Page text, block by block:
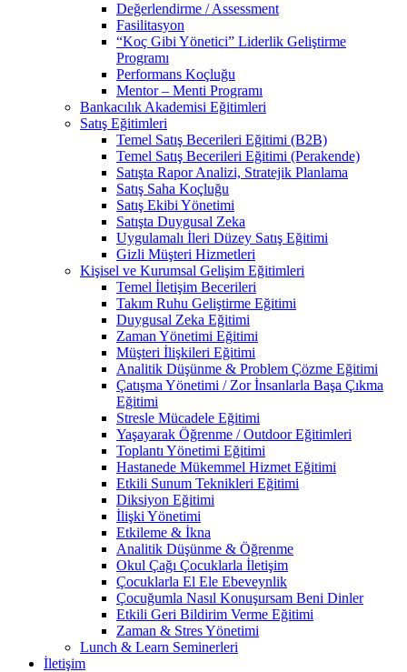
Değerlendirme / Assessment
Fasilitasyon
“Koç Gibi Yönetici” Liderlik Geliştirme
Programı
Performans Koçluğu
Mentor – Menti Programı
Bankacılık Akademisi Eğitimleri
Satış Eğitimleri
Temel Satış Becerileri Eğitimi (B2B)
Temel Satış Becerileri Eğitimi (Perakende)
Satışta Rapor Analizi, Stratejik Planlama
Satış Saha Koçluğu
Satış Ekibi Yönetimi
Satışta Duygusal Zeka
Uygulamalı İleri Düzey Satış Eğitimi
Gizli Müşteri Hizmetleri
Kişisel ve Kurumsal Gelişim Eğitimleri
Temel İletişim Becerileri
Takım Ruhu Geliştirme Eğitimi
Duygusal Zeka Eğitimi
Zaman Yönetimi Eğitimi
Müşteri İlişkileri Eğitimi
Analitik Düşünme & Problem Çözme Eğitimi
Çatışma Yönetimi / Zor İnsanlarla Başa Çıkma
Eğitimi
Stresle Mücadele Eğitimi
Yaşayarak Öğrenme / Outdoor Eğitimleri
Toplantı Yönetimi Eğitimi
Hastanede Mükemmel Hizmet Eğitimi
Etkili Sunum Teknikleri Eğitimi
Diksiyon Eğitimi
İlişki Yönetimi
Etkileme & İkna
Analitik Düşünme & Öğrenme
Okul Çağı Çocuklarla İletişim
Çocuklarla El Ele Ebeveynlik
Çocuğumla Nasıl Konuşursam Beni Dinler
Etkili Geri Bildirim Verme Eğitimi
Zaman & Stres Yönetimi
Lunch & Learn Seminerleri
İletişim